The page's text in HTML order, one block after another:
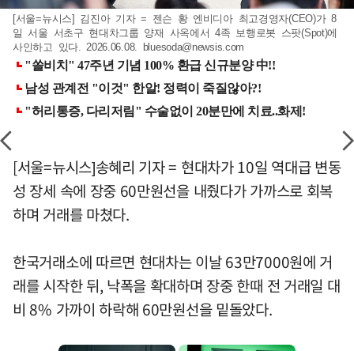
[서울=뉴시스] 김진아 기자 = 젠슨 황 엔비디아 최고경영자(CEO)가 8
일 서울 서초구 현대차그룹 양재 사옥에서 4족 보행로봇 스팟(Spot)에
사인하고 있다. 2026.06.08. bluesoda@newsis.com
[서울=뉴시스]송혜리 기자 = 현대차가 10일 역대급 변동
성 장세 속에 장중 60만원선을 내줬다가 가까스로 회복
하며 거래를 마쳤다.
한국거래소에 따르면 현대차는 이날 63만7000원에 거
래를 시작한 뒤, 낙폭을 확대하며 장중 한때 전 거래일 대
비 8% 가까이 하락해 60만원선을 밑돌았다.